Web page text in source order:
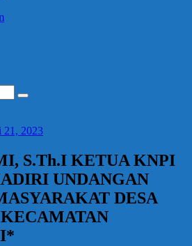
21, 2023
S.Th.I KETUA KNPI
UNDANGAN
DESA